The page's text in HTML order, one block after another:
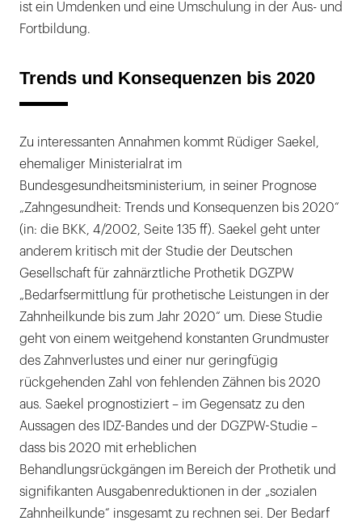
ist ein Umdenken und eine Umschulung in der Aus- und
Fortbildung.
Trends und Konsequenzen bis 2020
Zu interessanten Annahmen kommt Rüdiger Saekel,
ehemaliger Ministerialrat im
Bundesgesundheitsministerium, in seiner Prognose
„Zahngesundheit: Trends und Konsequenzen bis 2020“
(in: die BKK, 4/2002, Seite 135 ff). Saekel geht unter
anderem kritisch mit der Studie der Deutschen
Gesellschaft für zahnärztliche Prothetik DGZPW
„Bedarfsermittlung für prothetische Leistungen in der
Zahnheilkunde bis zum Jahr 2020“ um. Diese Studie
geht von einem weitgehend konstanten Grundmuster
des Zahnverlustes und einer nur geringfügig
rückgehenden Zahl von fehlenden Zähnen bis 2020
aus. Saekel prognostiziert – im Gegensatz zu den
Aussagen des IDZ-Bandes und der DGZPW-Studie –
dass bis 2020 mit erheblichen
Behandlungsrückgängen im Bereich der Prothetik und
signifikanten Ausgabenreduktionen in der „sozialen
Zahnheilkunde“ insgesamt zu rechnen sei. Der Bedarf